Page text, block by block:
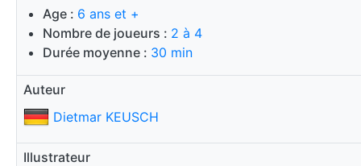
Age : 6 ans et +
Nombre de joueurs : 2 à 4
Durée moyenne : 30 min
Auteur
Dietmar KEUSCH
Illustrateur